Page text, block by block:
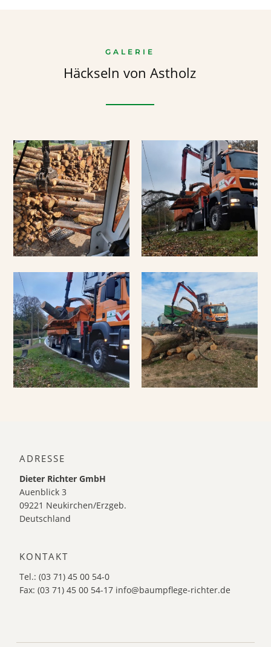
GALERIE
Häckseln von Astholz
ADRESSE
Dieter Richter GmbH
Auenblick 3
09221 Neukirchen/Erzgeb.
Deutschland
KONTAKT
Tel.: (03 71) 45 00 54-0
Fax: (03 71) 45 00 54-17 info@baumpflege-richter.de